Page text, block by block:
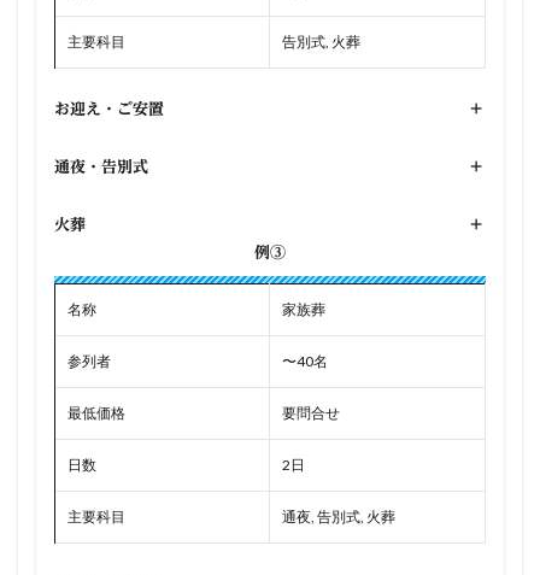
主要科目 告別式, 火葬
お迎え・ご安置 +
通夜・告別式 +
火葬
+
例③
名称 家族葬
参列者 〜40名
最低価格 要問合せ
日数 2日
主要科目 通夜, 告別式, 火葬